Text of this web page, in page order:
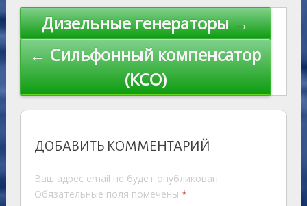
Навигация
по
записям
Дизельные генераторы →
← Сильфонный компенсатор
(КСО)
ДОБАВИТЬ КОММЕНТАРИЙ
Ваш адрес email не будет опубликован.
Обязательные поля помечены *